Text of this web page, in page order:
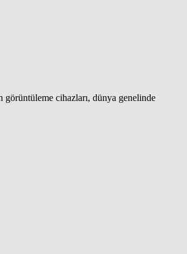
görüntüleme cihazları, dünya genelinde